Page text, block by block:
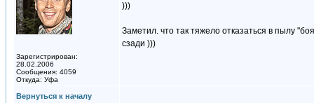
Зарегистрирован:
28.02.2006
Сообщения: 4059
Откуда: Уфа
)))
Заметил. что так тяжело отказаться в пылу
сзади )))
Вернуться к началу